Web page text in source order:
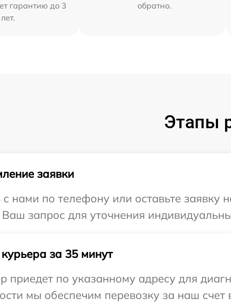
гарантию до 3
лет.
обратно.
Этапы
заявки
нами по телефону или оставьте заявку
Ваш запрос для уточнения
за 35 минут
приедет по указанному адресу для
мы обеспечим перевозку за наш счет